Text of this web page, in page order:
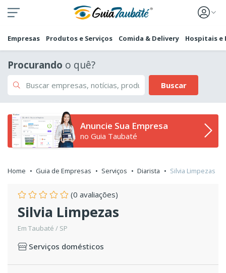
Empresas Produtos e Serviços Comida & Delivery Hospitais e
Procurando o quê?
Buscar
Anuncie Sua Empresa
no Guia Taubaté
Home Guia de Empresas Serviços Diarista Silvia Limpezas
(0 avaliações)
Silvia Limpezas
Em Taubaté / SP
Serviços domésticos